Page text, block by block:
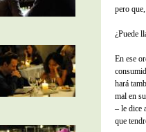
pero
¿Puede
En ese
hará
mal en
– le dice
que